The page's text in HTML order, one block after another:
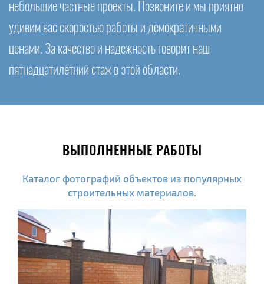
небольшие частные проекты. Позвоните и мы приятно
удивим вас скоростью работы и демократичными
ценами. За качество и надежность говорит наш
пятнадцатилетний стаж в этой области.
ВЫПОЛНЕННЫЕ РАБОТЫ
Каталог фотографий объектов из популярных
строительных материалов.